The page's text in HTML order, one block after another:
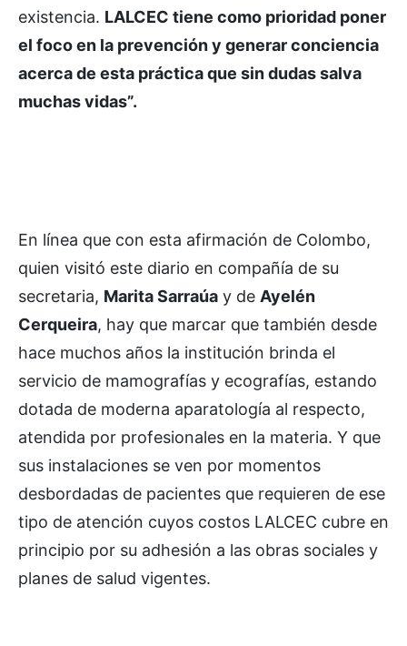
existencia. LALCEC tiene como prioridad poner
el foco en la prevención y generar conciencia
acerca de esta práctica que sin dudas salva
muchas vidas”.
En línea que con esta afirmación de Colombo,
quien visitó este diario en compañía de su
secretaria, Marita Sarraúa y de Ayelén
Cerqueira, hay que marcar que también desde
hace muchos años la institución brinda el
servicio de mamografías y ecografías, estando
dotada de moderna aparatología al respecto,
atendida por profesionales en la materia. Y que
sus instalaciones se ven por momentos
desbordadas de pacientes que requieren de ese
tipo de atención cuyos costos LALCEC cubre en
principio por su adhesión a las obras sociales y
planes de salud vigentes.